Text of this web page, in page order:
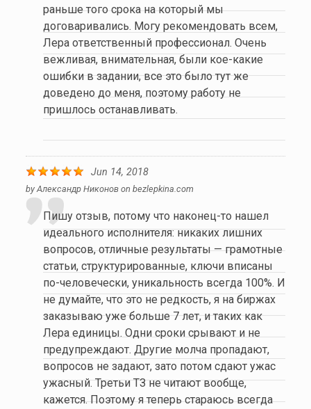
раньше того срока на который мы
договаривались. Могу рекомендовать всем,
Лера ответственный профессионал. Очень
вежливая, внимательная, были кое-какие
ошибки в задании, все это было тут же
доведено до меня, поэтому работу не
пришлось останавливать.
Jun 14, 2018
byАлександр Никоновon bezlepkina.com
Пишу отзыв, потому что наконец-то нашел
идеального исполнителя: никаких лишних
вопросов, отличные результаты — грамотные
статьи, структурированные, ключи вписаны
по-человечески, уникальность всегда 100%. И
не думайте, что это не редкость, я на биржах
заказываю уже больше 7 лет, и таких как
Лера единицы. Одни сроки срывают и не
предупреждают. Другие молча пропадают,
вопросов не задают, зато потом сдают ужас
ужасный. Третьи ТЗ не читают вообще,
кажется. Поэтому я теперь стараюсь всегда